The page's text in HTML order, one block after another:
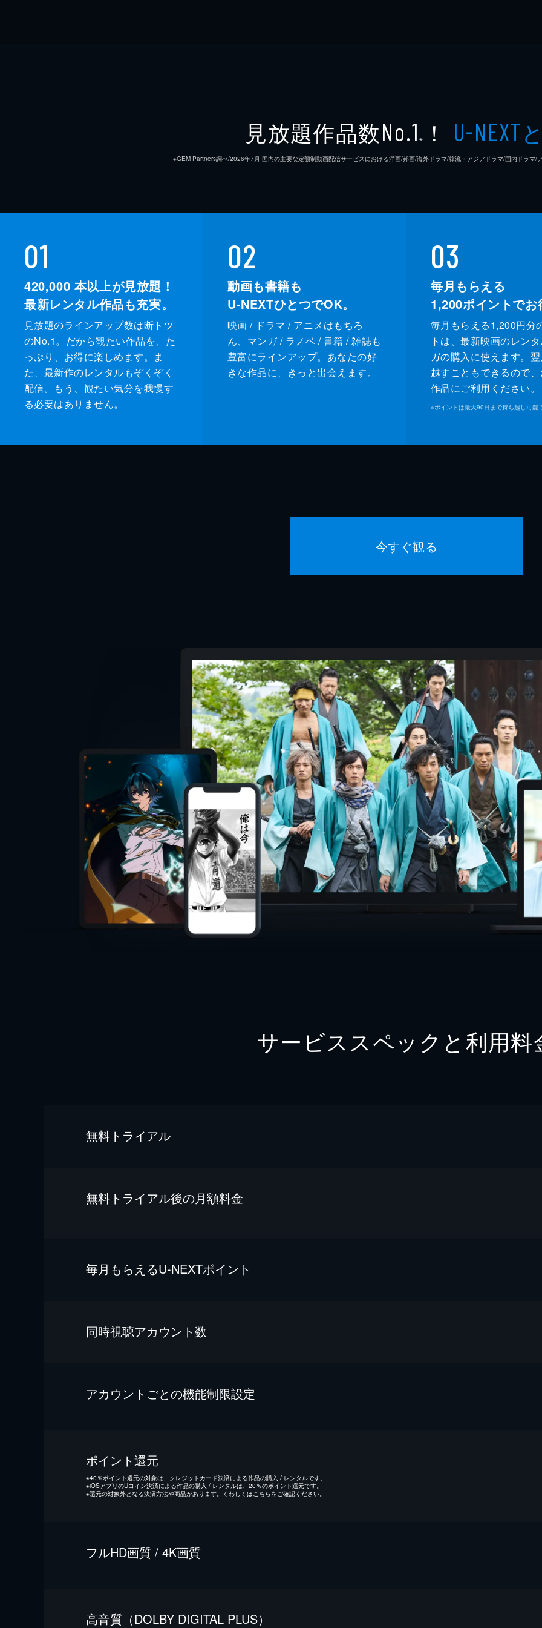
見放題作品数No.1 ※ ！ U-NEXT
※GEM Partners調べ/2026年7⽉ 国内の主要な定額制動画配信サービスにおける洋画/邦画/海外ドラマ/韓流・アジアドラマ/国内ドラマ/
01
420,000 本以上が見放題！
最新レンタル作品も充実。
見放題のラインアップ数は断トツ
のNo.1。だから観たい作品を、た
っぷり、お得に楽しめます。ま
た、最新作のレンタルもぞくぞく
配信。もう、観たい気分を我慢す
る必要はありません。
02
動画も書籍も
U-NEXTひとつでOK。
映画 / ドラマ / アニメはもちろ
ん、マンガ / ラノベ / 書籍 / 雑誌も
豊富にラインアップ。あなたの好
きな作品に、きっと出会えます。
03
毎月もらえる
1,200ポイントでお
毎月もらえる1,200円分
トは、最新映画のレン
ガの購入に使えます。
越すこともできるので
作品にご利用ください。
※ポイントは最大90日まで持ち越し可能
今すぐ観る
サービススペックと利用料
無料トライアル
無料トライアル後の⽉額料金
毎⽉もらえるU-NEXTポイント
同時視聴アカウント数
アカウントごとの機能制限設定
ポイント還元
※40％ポイント還元の対象は、クレジットカード決済による作品の購入 / レンタルです。
※iOSアプリのUコイン決済による作品の購入 / レンタルは、20％のポイント還元です。
※還元の対象外となる決済方法や商品があります。くわしくは こちらをご確認ください。
フルHD画質 / 4K画質
⾼⾳質（DOLBY DIGITAL PLUS）